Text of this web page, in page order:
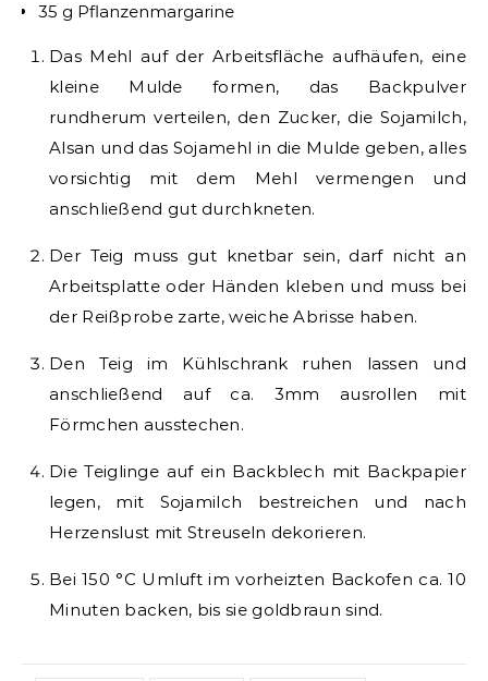
35 g Pflanzenmargarine
Das Mehl auf der Arbeitsfläche aufhäufen, eine
kleine Mulde formen, das Backpulver
rundherum verteilen, den Zucker, die Sojamilch,
Alsan und das Sojamehl in die Mulde geben, alles
vorsichtig mit dem Mehl vermengen und
anschließend gut durchkneten.
Der Teig muss gut knetbar sein, darf nicht an
Arbeitsplatte oder Händen kleben und muss bei
der Reißprobe zarte, weiche Abrisse haben.
Den Teig im Kühlschrank ruhen lassen und
anschließend auf ca. 3mm ausrollen mit
Förmchen ausstechen.
Die Teiglinge auf ein Backblech mit Backpapier
legen, mit Sojamilch bestreichen und nach
Herzenslust mit Streuseln dekorieren.
Bei 150 °C Umluft im vorheizten Backofen ca. 10
Minuten backen, bis sie goldbraun sind.